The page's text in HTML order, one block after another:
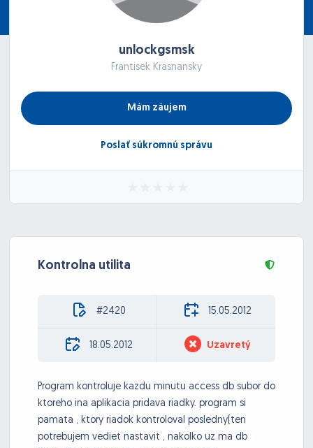
unlockgsmsk
Frantisek Krasnansky
Mám záujem
Poslať súkromnú správu
Kontrolna utilita
#2420 15.05.2012
18.05.2012 Uzavretý
Program kontroluje kazdu minutu access db subor do
ktoreho ina aplikacia pridava riadky. program si
pamata , ktory riadok kontroloval posledny(ten
potrebujem vediet nastavit , nakolko uz ma db